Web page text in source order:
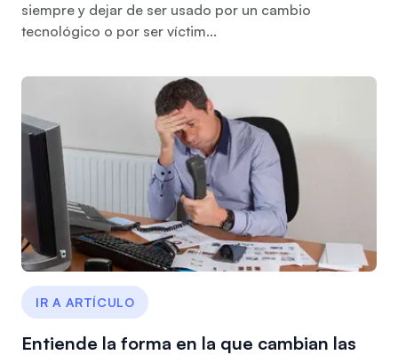
siempre y dejar de ser usado por un cambio
tecnológico o por ser víctim...
IR A ARTÍCULO
Entiende la forma en la que cambian las